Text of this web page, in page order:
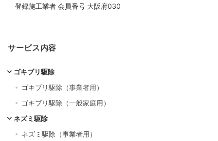
登録施工業者 会員番号 大阪府030
サービス内容
ゴキブリ駆除
ゴキブリ駆除（事業者用）
ゴキブリ駆除（一般家庭用）
ネズミ駆除
ネズミ駆除（事業者用）